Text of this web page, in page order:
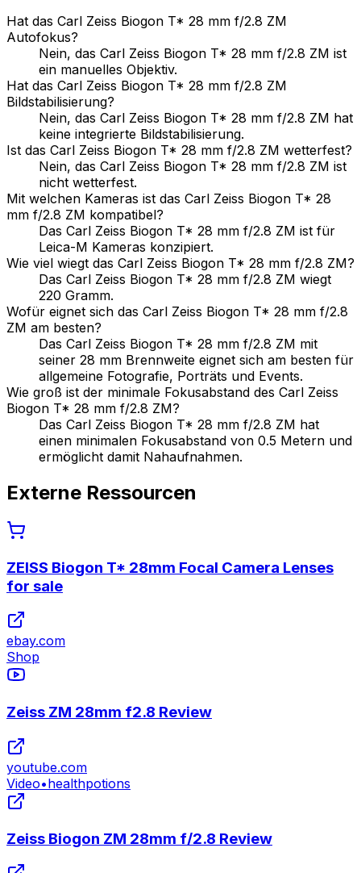
Hat das Carl Zeiss Biogon T* 28 mm f/2.8 ZM
Autofokus?
Nein, das Carl Zeiss Biogon T* 28 mm f/2.8 ZM ist
ein manuelles Objektiv.
Hat das Carl Zeiss Biogon T* 28 mm f/2.8 ZM
Bildstabilisierung?
Nein, das Carl Zeiss Biogon T* 28 mm f/2.8 ZM hat
keine integrierte Bildstabilisierung.
Ist das Carl Zeiss Biogon T* 28 mm f/2.8 ZM wetterfest?
Nein, das Carl Zeiss Biogon T* 28 mm f/2.8 ZM ist
nicht wetterfest.
Mit welchen Kameras ist das Carl Zeiss Biogon T* 28
mm f/2.8 ZM kompatibel?
Das Carl Zeiss Biogon T* 28 mm f/2.8 ZM ist für
Leica-M Kameras konzipiert.
Wie viel wiegt das Carl Zeiss Biogon T* 28 mm f/2.8 ZM?
Das Carl Zeiss Biogon T* 28 mm f/2.8 ZM wiegt
220 Gramm.
Wofür eignet sich das Carl Zeiss Biogon T* 28 mm f/2.8
ZM am besten?
Das Carl Zeiss Biogon T* 28 mm f/2.8 ZM mit
seiner 28 mm Brennweite eignet sich am besten für
allgemeine Fotografie, Porträts und Events.
Wie groß ist der minimale Fokusabstand des Carl Zeiss
Biogon T* 28 mm f/2.8 ZM?
Das Carl Zeiss Biogon T* 28 mm f/2.8 ZM hat
einen minimalen Fokusabstand von 0.5 Metern und
ermöglicht damit Nahaufnahmen.
Externe Ressourcen
ZEISS Biogon T* 28mm Focal Camera Lenses
for sale
ebay.com
Shop
Zeiss ZM 28mm f2.8 Review
youtube.com
Video•healthpotions
Zeiss Biogon ZM 28mm f/2.8 Review